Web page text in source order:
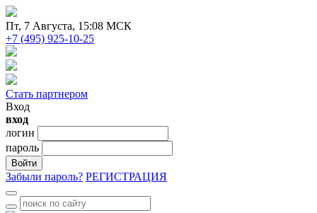
Пт, 7 Августа, 15:08 МСК
+7 (495) 925-10-25
Стать партнером
Вход
вход
логин
пароль
Войти
Забыли пароль? РЕГИСТРАЦИЯ